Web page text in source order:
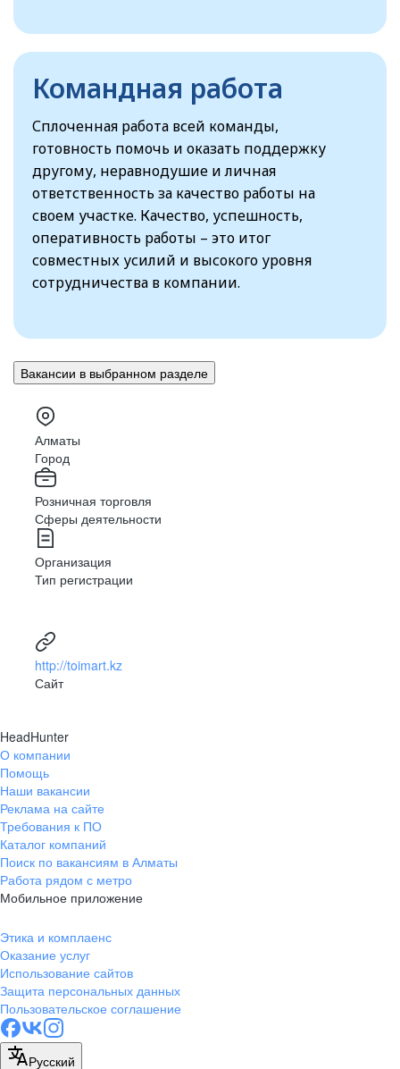
Командная работа
Сплоченная работа всей команды,
готовность помочь и оказать поддержку
другому, неравнодушие и личная
ответственность за качество работы на
своем участке. Качество, успешность,
оперативность работы – это итог
совместных усилий и высокого уровня
сотрудничества в компании.
Вакансии в выбранном разделе
Алматы
Город
Розничная торговля
Сферы деятельности
Организация
Тип регистрации
http://toimart.kz
Сайт
HeadHunter
О компании
Помощь
Наши вакансии
Реклама на сайте
Требования к ПО
Каталог компаний
Поиск по вакансиям в Алматы
Работа рядом с метро
Мобильное приложение
Этика и комплаенс
Оказание услуг
Использование сайтов
Защита персональных данных
Пользовательское соглашение
Русский